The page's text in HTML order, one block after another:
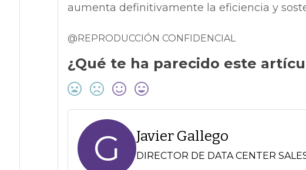
aumenta definitivamente la eficiencia y
@REPRODUCCIÓN CONFIDENCIAL
¿Qué te ha parecido este
G Javier Gallego
DIRECTOR DE DATA CENTER